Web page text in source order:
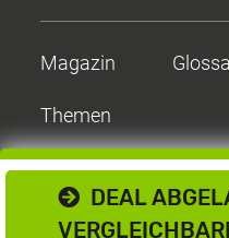
DEAL
Magazin
Themen